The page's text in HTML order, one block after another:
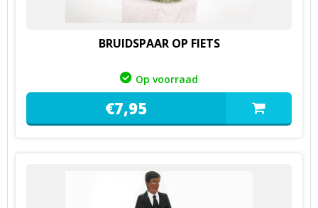
BRUIDSPAAR OP FIETS
Op voorraad
€7,95